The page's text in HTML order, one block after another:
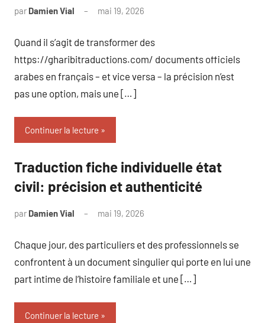
par Damien Vial mai 19, 2026
Quand il s’agit de transformer des
https://gharibitraductions.com/ documents officiels
arabes en français – et vice versa – la précision n’est
pas une option, mais une […]
Continuer la lecture
Traduction fiche individuelle état
civil: précision et authenticité
par Damien Vial mai 19, 2026
Chaque jour, des particuliers et des professionnels se
confrontent à un document singulier qui porte en lui une
part intime de l’histoire familiale et une […]
Continuer la lecture